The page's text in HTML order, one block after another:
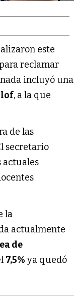
este
reclamar
incluyó una
, a la que
de las
secretario
actuales
la
actualmente
de
7,5% ya quedó